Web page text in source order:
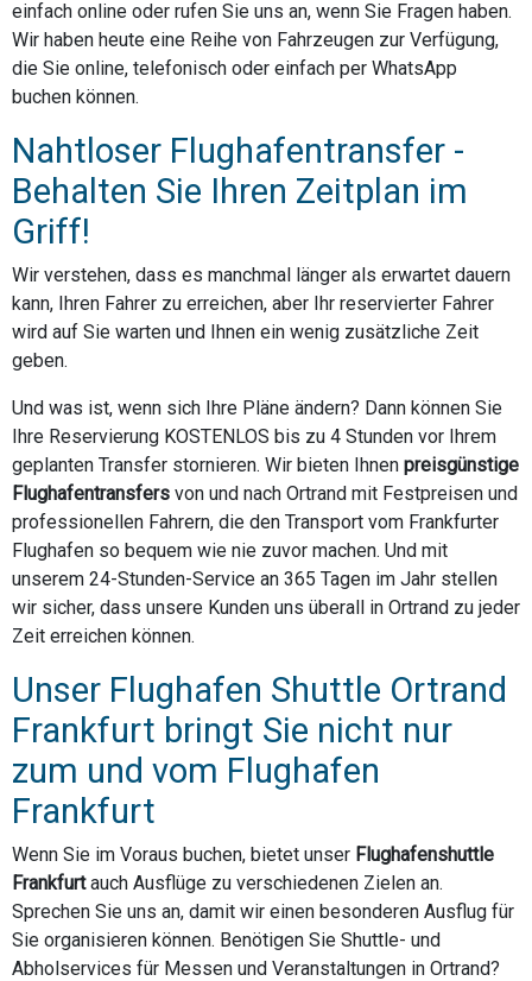
einfach online oder rufen Sie uns an, wenn Sie Fragen haben.
Wir haben heute eine Reihe von Fahrzeugen zur Verfügung,
die Sie online, telefonisch oder einfach per WhatsApp
buchen können.
Nahtloser Flughafentransfer -
Behalten Sie Ihren Zeitplan im
Griff!
Wir verstehen, dass es manchmal länger als erwartet dauern
kann, Ihren Fahrer zu erreichen, aber Ihr reservierter Fahrer
wird auf Sie warten und Ihnen ein wenig zusätzliche Zeit
geben.
Und was ist, wenn sich Ihre Pläne ändern? Dann können Sie
Ihre Reservierung KOSTENLOS bis zu 4 Stunden vor Ihrem
geplanten Transfer stornieren. Wir bieten Ihnen preisgünstige
Flughafentransfers von und nach Ortrand mit Festpreisen und
professionellen Fahrern, die den Transport vom Frankfurter
Flughafen so bequem wie nie zuvor machen. Und mit
unserem 24-Stunden-Service an 365 Tagen im Jahr stellen
wir sicher, dass unsere Kunden uns überall in Ortrand zu jeder
Zeit erreichen können.
Unser Flughafen Shuttle Ortrand
Frankfurt bringt Sie nicht nur
zum und vom Flughafen
Frankfurt
Wenn Sie im Voraus buchen, bietet unser Flughafenshuttle
Frankfurtauch Ausflüge zu verschiedenen Zielen an.
Sprechen Sie uns an, damit wir einen besonderen Ausflug für
Sie organisieren können. Benötigen Sie Shuttle- und
Abholservices für Messen und Veranstaltungen in Ortrand?